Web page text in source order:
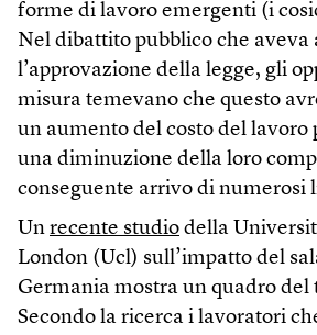
forme di lavoro emergenti (i
Nel dibattito pubblico che aveva
l’approvazione della legge, gli
misura temevano che questo
un aumento del costo del lavoro
una diminuzione della loro
conseguente arrivo di numerosi
Un recente studio della
London (Ucl) sull’impatto del
Germania mostra un quadro del
Secondo la ricerca i lavoratori